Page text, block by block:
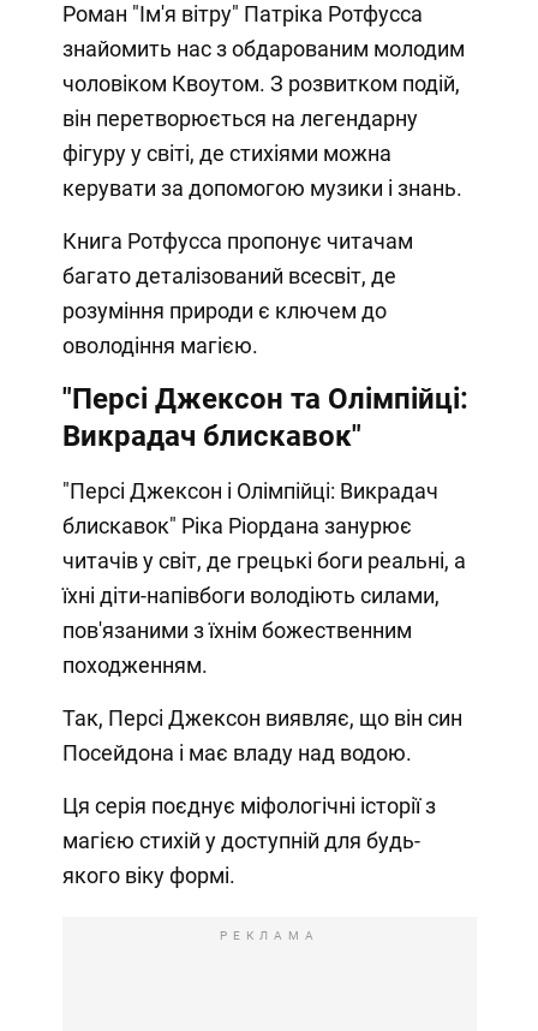
Роман "Ім'я вітру" Патріка Ротфусса
знайомить нас з обдарованим молодим
чоловіком Квоутом. З розвитком подій,
він перетворюється на легендарну
фігуру у світі, де стихіями можна
керувати за допомогою музики і знань.
Книга Ротфусса пропонує читачам
багато деталізований всесвіт, де
розуміння природи є ключем до
оволодіння магією.
"Персі Джексон та Олімпійці:
Викрадач блискавок"
"Персі Джексон і Олімпійці: Викрадач
блискавок" Ріка Ріордана занурює
читачів у світ, де грецькі боги реальні, а
їхні діти-напівбоги володіють силами,
пов'язаними з їхнім божественним
походженням.
Так, Персі Джексон виявляє, що він син
Посейдона і має владу над водою.
Ця серія поєднує міфологічні історії з
магією стихій у доступній для будь-
якого віку формі.
РЕКЛАМА